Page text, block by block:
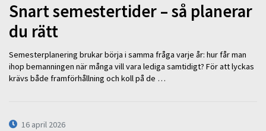
Snart semestertider – så planerar
du rätt
Semesterplanering brukar börja i samma fråga varje år: hur får man
ihop bemanningen när många vill vara lediga samtidigt? För att lyckas
krävs både framförhållning och koll på de …
16 april 2026